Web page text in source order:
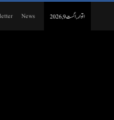
اتوار, اگست 9, 2026 News